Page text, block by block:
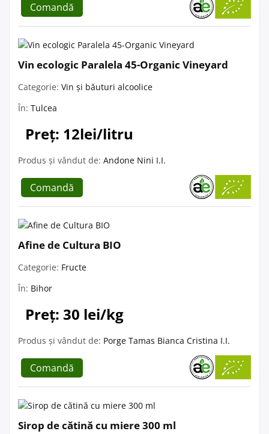
Comandă
Vin ecologic Paralela 45-Organic Vineyard
Categorie: Vin și băuturi alcoolice
În: Tulcea
Preț: 12lei/litru
Produs și vândut de: Andone Nini I.I.
Comandă
Afine de Cultura BIO
Categorie: Fructe
În: Bihor
Preț: 30 lei/kg
Produs și vândut de: Porge Tamas Bianca Cristina I.I.
Comandă
Sirop de cătină cu miere 300 ml